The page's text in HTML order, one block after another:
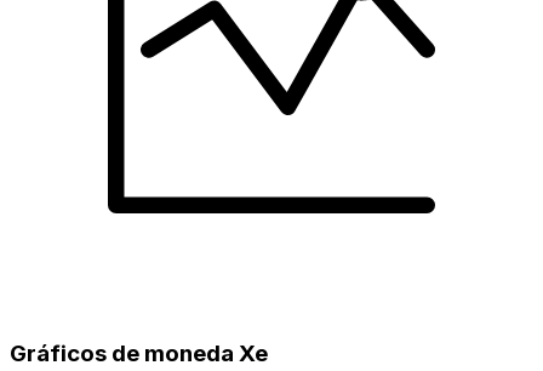
Gráficos de moneda Xe